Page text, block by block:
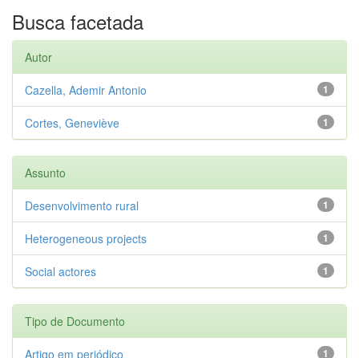
Busca facetada
Autor
1
Cazella, Ademir Antonio
1
Cortes, Geneviève
Assunto
1
Desenvolvimento rural
1
Heterogeneous projects
1
Social actores
Tipo de Documento
1
Artigo em periódico